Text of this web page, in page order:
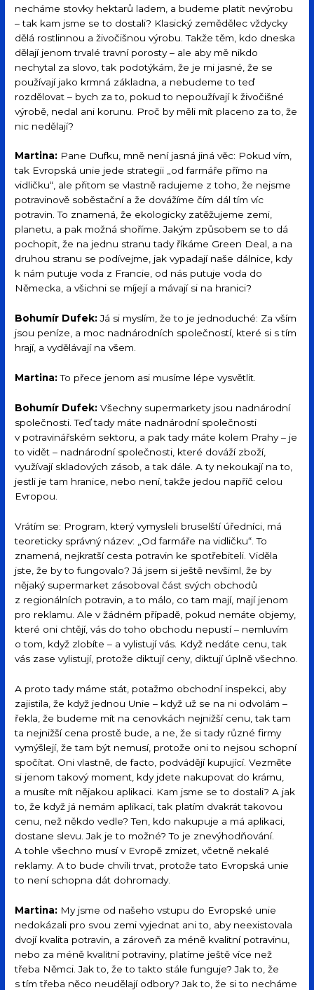
necháme stovky hektarů ladem, a budeme platit nevýrobu
– tak kam jsme se to dostali? Klasický zemědělec vždycky
dělá rostlinnou a živočišnou výrobu. Takže těm, kdo dneska
dělají jenom trvalé travní porosty – ale aby mě nikdo
nechytal za slovo, tak podotýkám, že je mi jasné, že se
používají jako krmná základna, a nebudeme to teď
rozdělovat – bych za to, pokud to nepoužívají k živočišné
výrobě, nedal ani korunu. Proč by měli mít placeno za to, že
nic nedělají?
Martina: Pane Dufku, mně není jasná jiná věc: Pokud vím,
tak Evropská unie jede strategii „od farmáře přímo na
vidličku“, ale přitom se vlastně radujeme z toho, že nejsme
potravinově soběstační a že dovážíme čím dál tím víc
potravin. To znamená, že ekologicky zatěžujeme zemi,
planetu, a pak možná shoříme. Jakým způsobem se to dá
pochopit, že na jednu stranu tady říkáme Green Deal, a na
druhou stranu se podívejme, jak vypadají naše dálnice, kdy
k nám putuje voda z Francie, od nás putuje voda do
Německa, a všichni se míjejí a mávají si na hranici?
Bohumír Dufek:Já si myslím, že to je jednoduché: Za vším
jsou peníze, a moc nadnárodních společností, které si s tím
hrají, a vydělávají na všem.
Martina:To přece jenom asi musíme lépe vysvětlit.
Bohumír Dufek: Všechny supermarkety jsou nadnárodní
společnosti. Teď tady máte nadnárodní společnosti
v potravinářském sektoru, a pak tady máte kolem Prahy – je
to vidět – nadnárodní společnosti, které dováží zboží,
využívají skladových zásob, a tak dále. A ty nekoukají na to,
jestli je tam hranice, nebo není, takže jedou napříč celou
Evropou.
Vrátím se: Program, který vymysleli bruselští úředníci, má
teoreticky správný název: „Od farmáře na vidličku“. To
znamená, nejkratší cesta potravin ke spotřebiteli. Viděla
jste, že by to fungovalo? Já jsem si ještě nevšiml, že by
nějaký supermarket zásoboval část svých obchodů
z regionálních potravin, a to málo, co tam mají, mají jenom
pro reklamu. Ale v žádném případě, pokud nemáte objemy,
které oni chtějí, vás do toho obchodu nepustí – nemluvím
o tom, když zlobíte – a vylistují vás. Když nedáte cenu, tak
vás zase vylistují, protože diktují ceny, diktují úplně všechno.
A proto tady máme stát, potažmo obchodní inspekci, aby
zajistila, že když jednou Unie – když už se na ni odvolám –
řekla, že budeme mít na cenovkách nejnižší cenu, tak tam
ta nejnižší cena prostě bude, a ne, že si tady různé firmy
vymýšlejí, že tam být nemusí, protože oni to nejsou schopní
spočítat. Oni vlastně, de facto, podvádějí kupující. Vezměte
si jenom takový moment, kdy jdete nakupovat do krámu,
a musíte mít nějakou aplikaci. Kam jsme se to dostali? A jak
to, že když já nemám aplikaci, tak platím dvakrát takovou
cenu, než někdo vedle? Ten, kdo nakupuje a má aplikaci,
dostane slevu. Jak je to možné? To je znevýhodňování.
A tohle všechno musí v Evropě zmizet, včetně nekalé
reklamy. A to bude chvíli trvat, protože tato Evropská unie
to není schopna dát dohromady.
Martina: My jsme od našeho vstupu do Evropské unie
nedokázali pro svou zemi vyjednat ani to, aby neexistovala
dvojí kvalita potravin, a zároveň za méně kvalitní potravinu,
nebo za méně kvalitní potraviny, platíme ještě více než
třeba Němci. Jak to, že to takto stále funguje? Jak to, že
s tím třeba něco neudělají odbory? Jak to, že si to necháme